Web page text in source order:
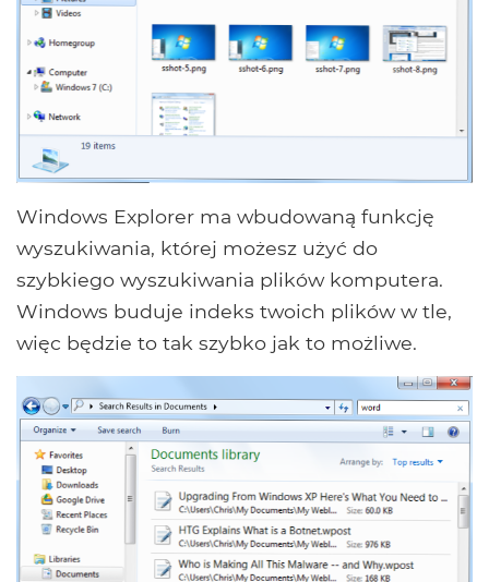
Windows Explorer ma wbudowaną funkcję
wyszukiwania, której możesz użyć do
szybkiego wyszukiwania plików komputera.
Windows buduje indeks twoich plików w tle,
więc będzie to tak szybko jak to możliwe.